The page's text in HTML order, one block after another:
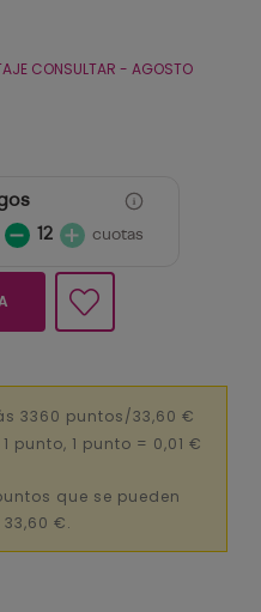
CONSULTAR - AGOSTO
12 cuotas
3360 puntos/33,60 €
1 punto = 0,01 €
que se pueden
€.